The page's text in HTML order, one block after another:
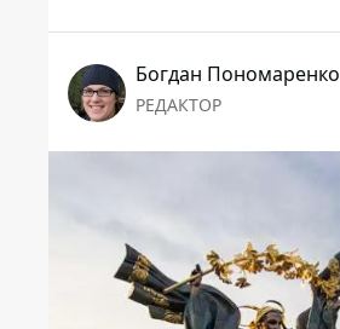
Богдан Пономаренко
РЕДАКТОР